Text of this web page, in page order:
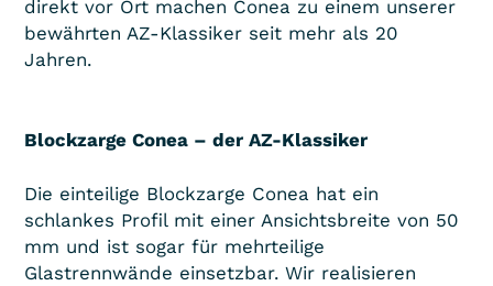
direkt vor Ort machen Conea zu einem unserer
bewährten AZ-Klassiker seit mehr als 20
Jahren. ­
Blockzarge Conea – der AZ-Klassiker
Die einteilige Blockzarge Conea hat ein
schlankes Profil mit einer Ansichtsbreite von 50
mm und ist sogar für mehrteilige
Glastrennwände einsetzbar. Wir realisieren